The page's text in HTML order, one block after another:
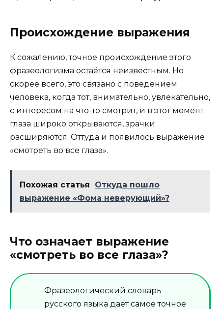
Происхождение выражения
К сожалению, точное происхождение этого
фразеологизма остаётся неизвестным. Но
скорее всего, это связано с поведением
человека, когда тот, внимательно, увлекательно,
с интересом на что-то смотрит, и в этот момент
глаза широко открываются, зрачки
расширяются. Оттуда и появилось выражение
«смотреть во все глаза».
Похожая статья
Откуда пошло
выражение «Фома неверующий»?
Что означает выражение
«смотреть во все глаза»?
Фразеологический словарь
русского языка даёт самое точное